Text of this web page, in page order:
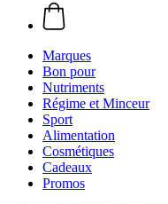
Marques
Bon pour
Nutriments
Régime et Minceur
Sport
Alimentation
Cosmétiques
Cadeaux
Promos